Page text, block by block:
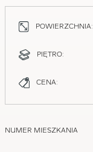
POWIERZCHNIA:
PIĘTRO:
CENA:
NUMER MIESZKANIA